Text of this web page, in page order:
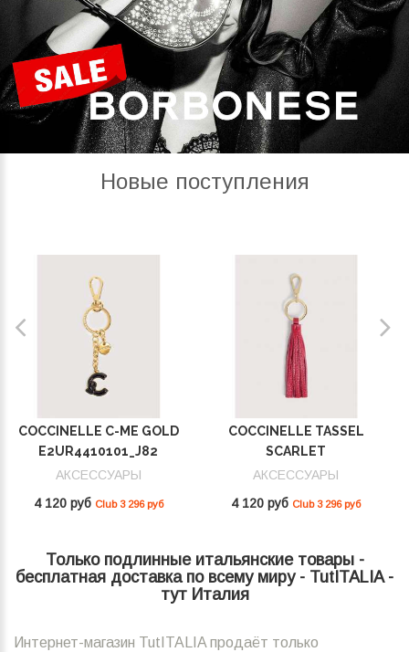
Новые поступления
COCCINELLE C-ME GOLD
E2UR4410101_J82
АКСЕССУАРЫ
4 120 руб Club 3 296 руб
COCCINELLE TASSEL
SCARLET
E2MU0410101_R02
АКСЕССУАРЫ
4 120 руб Club 3 296 руб
Только подлинные итальянские товары -
бесплатная доставка по всему миру - TutITALIA -
тут Италия
Интернет-магазин TutITALIA продаёт только